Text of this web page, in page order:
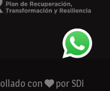
con por SDi